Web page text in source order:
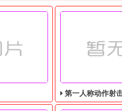
第一人称动作射击游戏《绝地